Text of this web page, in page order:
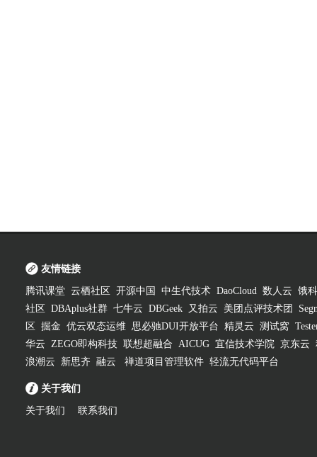
友情链接
腾讯课堂 云栖社区 开源中国 中生代技术 DaoCloud 数人云 饿
社区
DBAplus社群 七牛云 DBGeek 又拍云 美团点评技术团
区
掘金 优云双态运维 思必驰DUI开放平台 精灵云 测试窝
华云 ZEGO即构科技 联想超融合 AICUG 宜信技术学院 京东云
浪潮云
新思齐 融云 禅道项目管理软件 轻流无代码平台
关于我们
关于我们 联系我们